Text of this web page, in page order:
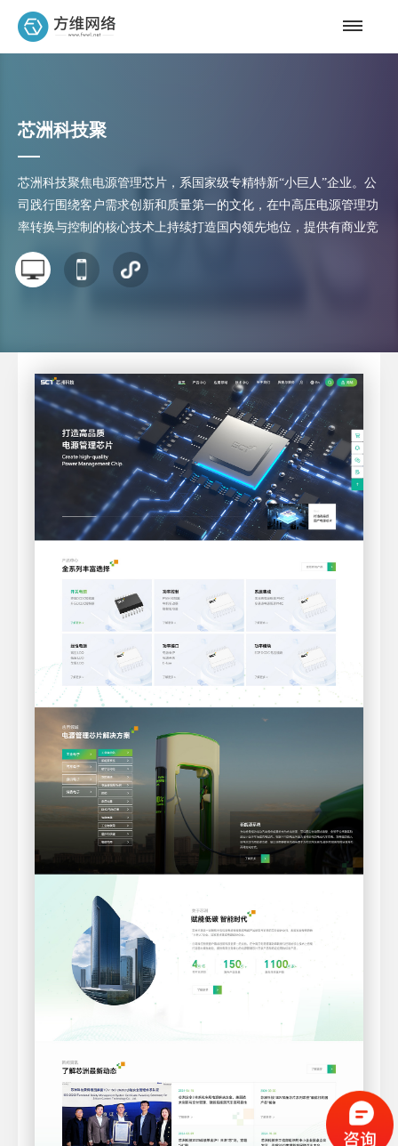
芯洲科技聚
芯洲科技聚焦电源管理芯片，系国家级专精特新“小巨人”企业。公
司践行围绕客户需求创新和质量第一的文化，在中高压电源管理功
率转换与控制的核心技术上持续打造国内领先地位，提供有商业竞
争力的电源管理芯片目录产品和特定应用的标准产品。